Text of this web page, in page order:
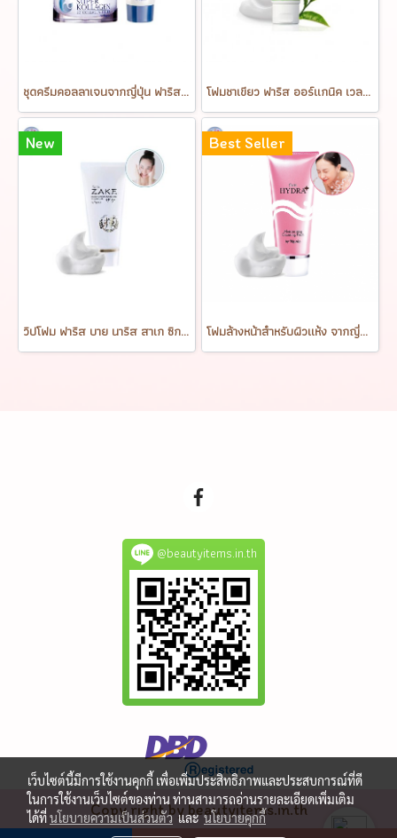
ชุดครีมคอลลาเจนจากญี่ปุ่น ฟาริส ซุปเปอร์ คอลลาเจน 3ดี คอลลาเจน ซีรี่ส์ Faris Super Kollagen 3D Collagen Series โฟมชาเขียว ฟาริส ออร์แกนิค เวลล์ เคลนซิ่ง วอช Faris Organic Veil Cleansing Wash 120 g.
New
วิปโฟม ฟาริส บาย นาริส สาเก ซิกเนเจอร์ ไบรท์เทนนิ่ง ขนาด 80 กรัม Faris by Naris Zake Signature Brightening Whip Foam 80 g.
Best Seller
โฟมล้างหน้าสำหรับผิวแห้ง จากญี่ปุ่น ฟาริส ไฮดร้า พลัส มอยส์เจอร์ไรซิ่ง เคลนซิ่ง โฟม Faris Hydra Plus Moisturizing Cleansing Foam 100 g.
@beautyitems.in.th
Copy right by beautyitems.in.th
เว็บไซต์นี้มีการใช้งานคุกกี้ เพื่อเพิ่มประสิทธิภาพและประสบการณ์ที่ดี
ในการใช้งานเว็บไซต์ของท่าน ท่านสามารถอ่านรายละเอียดเพิ่มเติม
ได้ที่นโยบายความเป็นส่วนตัวและนโยบายคุกกี้